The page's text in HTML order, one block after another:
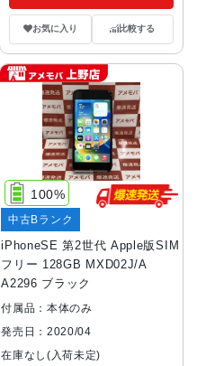
お気に入り 比較する
iPhoneSE 第2世代 Apple版SIM
フリー 128GB MXD02J/A
A2296 ブラック
100%
中古Bランク
付属品：本体のみ
発売日：2020/04
在庫なし(入荷未定)